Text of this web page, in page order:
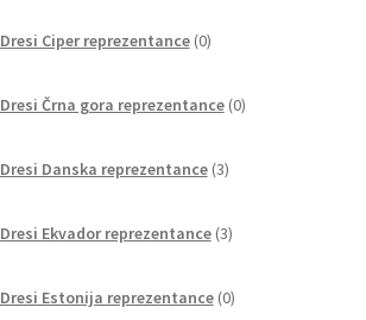
Dresi Ciper reprezentance 0izdelkov
Dresi Črna gora reprezentance 0izdelkov
Dresi Danska reprezentance 3izdelki
Dresi Ekvador reprezentance 3izdelki
Dresi Estonija reprezentance 0izdelkov